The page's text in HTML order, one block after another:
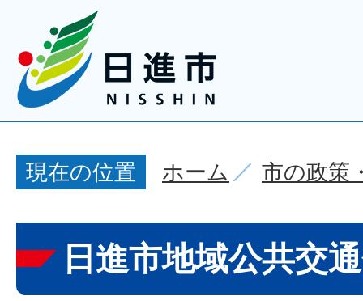
現在の位置 ホーム 市の政策
日進市地域公共交